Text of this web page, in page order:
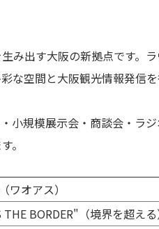
み出す大阪の新拠点です。
な空間と大阪観光情報発信を
小規模展示会・商談会・ラ
。
ワオアス）
THE BORDER"（境界を超える